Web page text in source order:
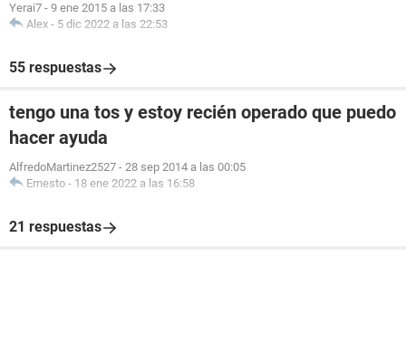
Yerai7 - 9 ene 2015 a las 17:33
Alex - 5 dic 2022 a las 22:53
55 respuestas
tengo una tos y estoy recién operado que puedo
hacer ayuda
AlfredoMartinez2527 - 28 sep 2014 a las 00:05
Ernesto - 18 ene 2022 a las 16:58
21 respuestas